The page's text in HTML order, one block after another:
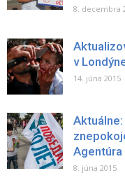
8. decembra
v
14. júna 2015
8. júna 2015